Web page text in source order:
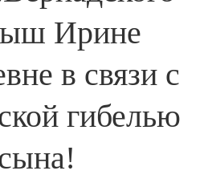
Ирине
в связи с
гибелью